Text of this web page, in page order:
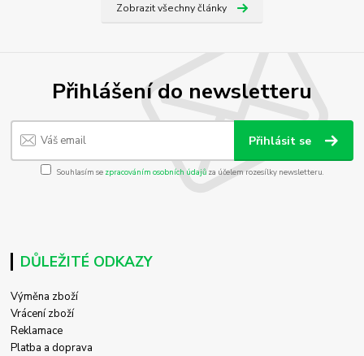
Zobrazit všechny články
Přihlášení do newsletteru
Přihlásit se
Souhlasím se zpracováním osobních údajůza účelem rozesílky newsletteru.
DŮLEŽITÉ ODKAZY
Výměna zboží
Vrácení zboží
Reklamace
Platba a doprava